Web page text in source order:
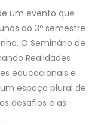
um evento que
do 3º semestre
O Seminário de
Realidades
educacionais e
espaço plural de
desafios e as